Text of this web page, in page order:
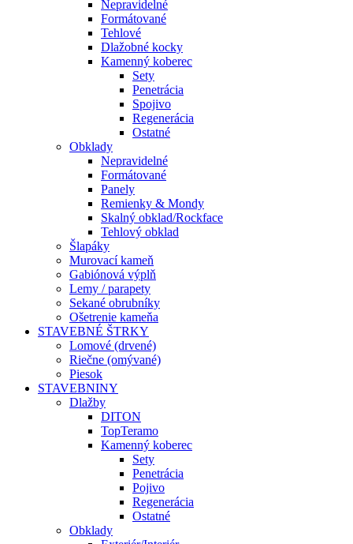
Nepravidelné
Formátované
Tehlové
Dlažobné kocky
Kamenný koberec
Sety
Penetrácia
Spojivo
Regenerácia
Ostatné
Obklady
Nepravidelné
Formátované
Panely
Remienky & Mondy
Skalný obklad/Rockface
Tehlový obklad
Šlapáky
Murovací kameň
Gabiónová výplň
Lemy / parapety
Sekané obrubníky
Ošetrenie kameňa
STAVEBNÉ ŠTRKY
Lomové (drvené)
Riečne (omývané)
Piesok
STAVEBNINY
Dlažby
DITON
TopTeramo
Kamenný koberec
Sety
Penetrácia
Pojivo
Regenerácia
Ostatné
Obklady